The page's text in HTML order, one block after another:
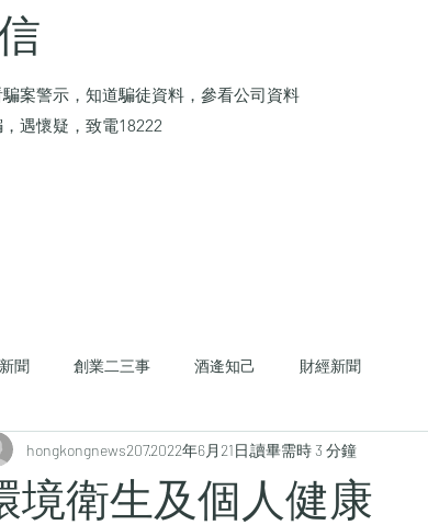
案警示，知道騙徒資料，參看公司資料
遇懷疑，致電18222
聞 創業二三事 酒逄知己 財經新聞
境衛生及個人健康
hongkongnews2072022年6月21日讀畢需時 3 分鐘